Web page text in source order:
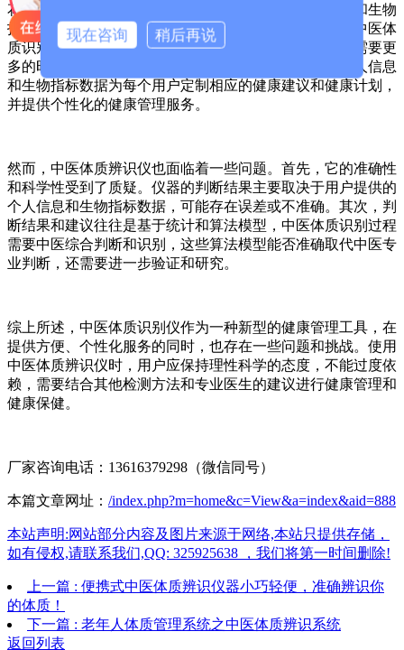
花费大量的时间和精力，只需输入一些基本的个人信息和生物
指标数据，即可快速获得相应的体质判断结果。传统的中医体
质识别方法需要通过中医面对面的咨询和询问，这往往需要更
多的时间和精力。此外，体质辨识仪可以根据用户的个人信息
和生物指标数据为每个用户定制相应的健康建议和健康计划，
并提供个性化的健康管理服务。
然而，中医体质辨识仪也面临着一些问题。首先，它的准确性
和科学性受到了质疑。仪器的判断结果主要取决于用户提供的
个人信息和生物指标数据，可能存在误差或不准确。其次，判
断结果和建议往往是基于统计和算法模型，中医体质识别过程
需要中医综合判断和识别，这些算法模型能否准确取代中医专
业判断，还需要进一步验证和研究。
综上所述，中医体质识别仪作为一种新型的健康管理工具，在
提供方便、个性化服务的同时，也存在一些问题和挑战。使用
中医体质辨识仪时，用户应保持理性科学的态度，不能过度依
赖，需要结合其他检测方法和专业医生的建议进行健康管理和
健康保健。
厂家咨询电话：13616379298（微信同号）
本篇文章网址： /index.php?m=home&c=View&a=index&aid=888
本站声明:网站部分内容及图片来源于网络,本站只提供存储，
如有侵权,请联系我们,QQ: 325925638 ，我们将第一时间删除!
上一篇 : 便携式中医体质辨识仪器小巧轻便，准确辨识你
的体质！
下一篇 : 老年人体质管理系统之中医体质辨识系统
返回列表
现在咨询 稍后再说